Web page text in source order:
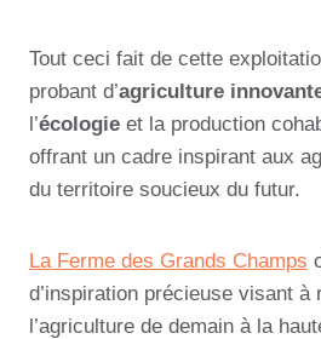
Tout ceci fait de cette
probant d’agriculture
l’écologie et la production
offrant un cadre inspirant aux
du territoire soucieux du futur.
La Ferme des Grands Champs
d’inspiration précieuse visant à
l’agriculture de demain à la